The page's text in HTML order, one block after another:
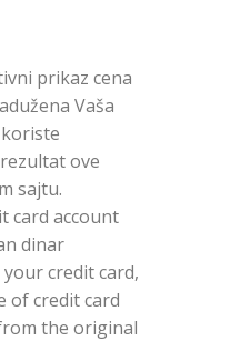
prikaz cena
Vaša
ove
sajtu.
card account
dinar
credit card,
of credit card
the original